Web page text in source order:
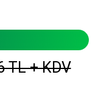
TL + KDV